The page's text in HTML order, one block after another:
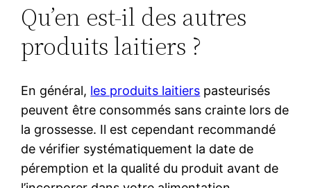
Qu’en est-il des autres
produits laitiers ?
En général, les produits laitiers pasteurisés
peuvent être consommés sans crainte lors de
la grossesse. Il est cependant recommandé
de vérifier systématiquement la date de
péremption et la qualité du produit avant de